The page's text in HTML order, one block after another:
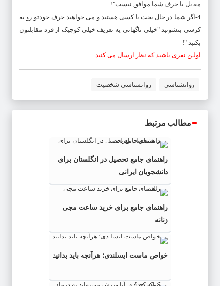
مقابل با حرف شما موافق نیست"!
4-اگر شما در حال بحث با کسی هستید و می خواهید حرف خودتو رو به
کرسی بنشونید "خیلی ناگهانی یه تعریف خیلی کوچیک از فرد مقابلتون
بکنید "!
اولین نفری باشید که نظر ارسال می کنید
روانشناسی روانشناسی شخصیت
مطالب مرتبط
راهنمای جامع تحصیل در انگلستان برای
دانشجویان ایرانی
راهنمای جامع برای خرید ساعت مچی
زنانه
خواص ماست ایسلندی؛ هرآنچه باید بدانید